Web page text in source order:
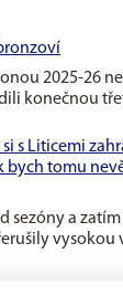
2025-26
konečnou
s Liticemi
bych tomu
sezóny a zatím